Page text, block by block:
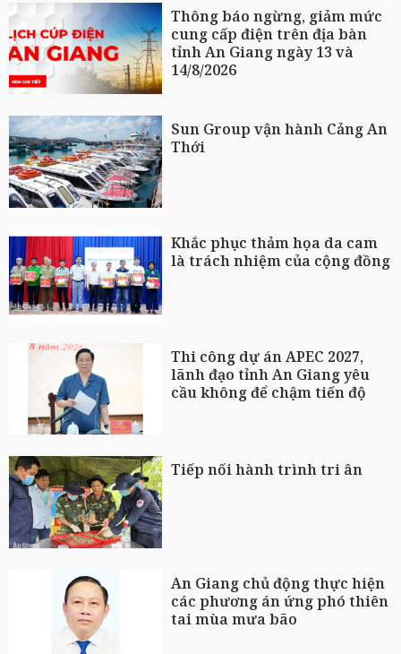
Thông báo ngừng, giảm mức
cung cấp điện trên địa bàn
tỉnh An Giang ngày 13 và
14/8/2026
Sun Group vận hành Cảng An
Thới
Khắc phục thảm họa da cam
là trách nhiệm của cộng đồng
Thi công dự án APEC 2027,
lãnh đạo tỉnh An Giang yêu
cầu không để chậm tiến độ
Tiếp nối hành trình tri ân
An Giang chủ động thực hiện
các phương án ứng phó thiên
tai mùa mưa bão